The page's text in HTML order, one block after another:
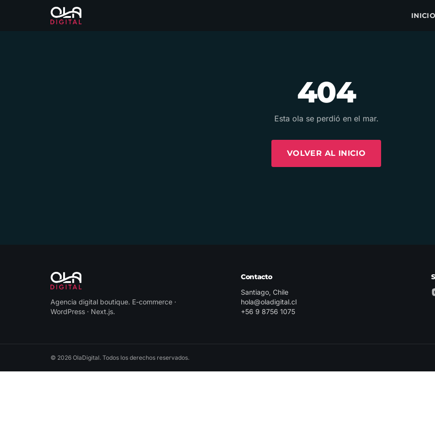
404
Esta ola se perdió en el mar.
VOLVER AL INICIO
Agencia digital boutique. E-commerce ·
WordPress · Next.js.
Contacto
Santiago, Chile
hola@oladigital.cl
+56 9 8756 1075
© 2026 OlaDigital. Todos los derechos reservados.